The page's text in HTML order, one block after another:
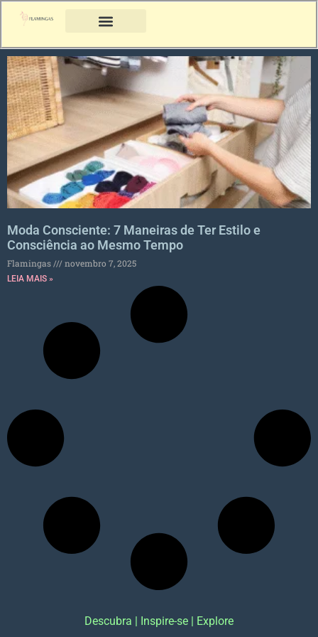
Moda Consciente: 7 Maneiras de Ter Estilo e
Consciência ao Mesmo Tempo
Flamingas novembro 7, 2025
LEIA MAIS »
Descubra | Inspire-se | Explore